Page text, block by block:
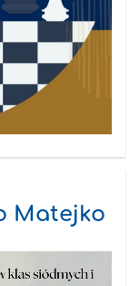
Matejko